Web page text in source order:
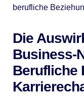
berufliche
Die
Business-
Berufliche